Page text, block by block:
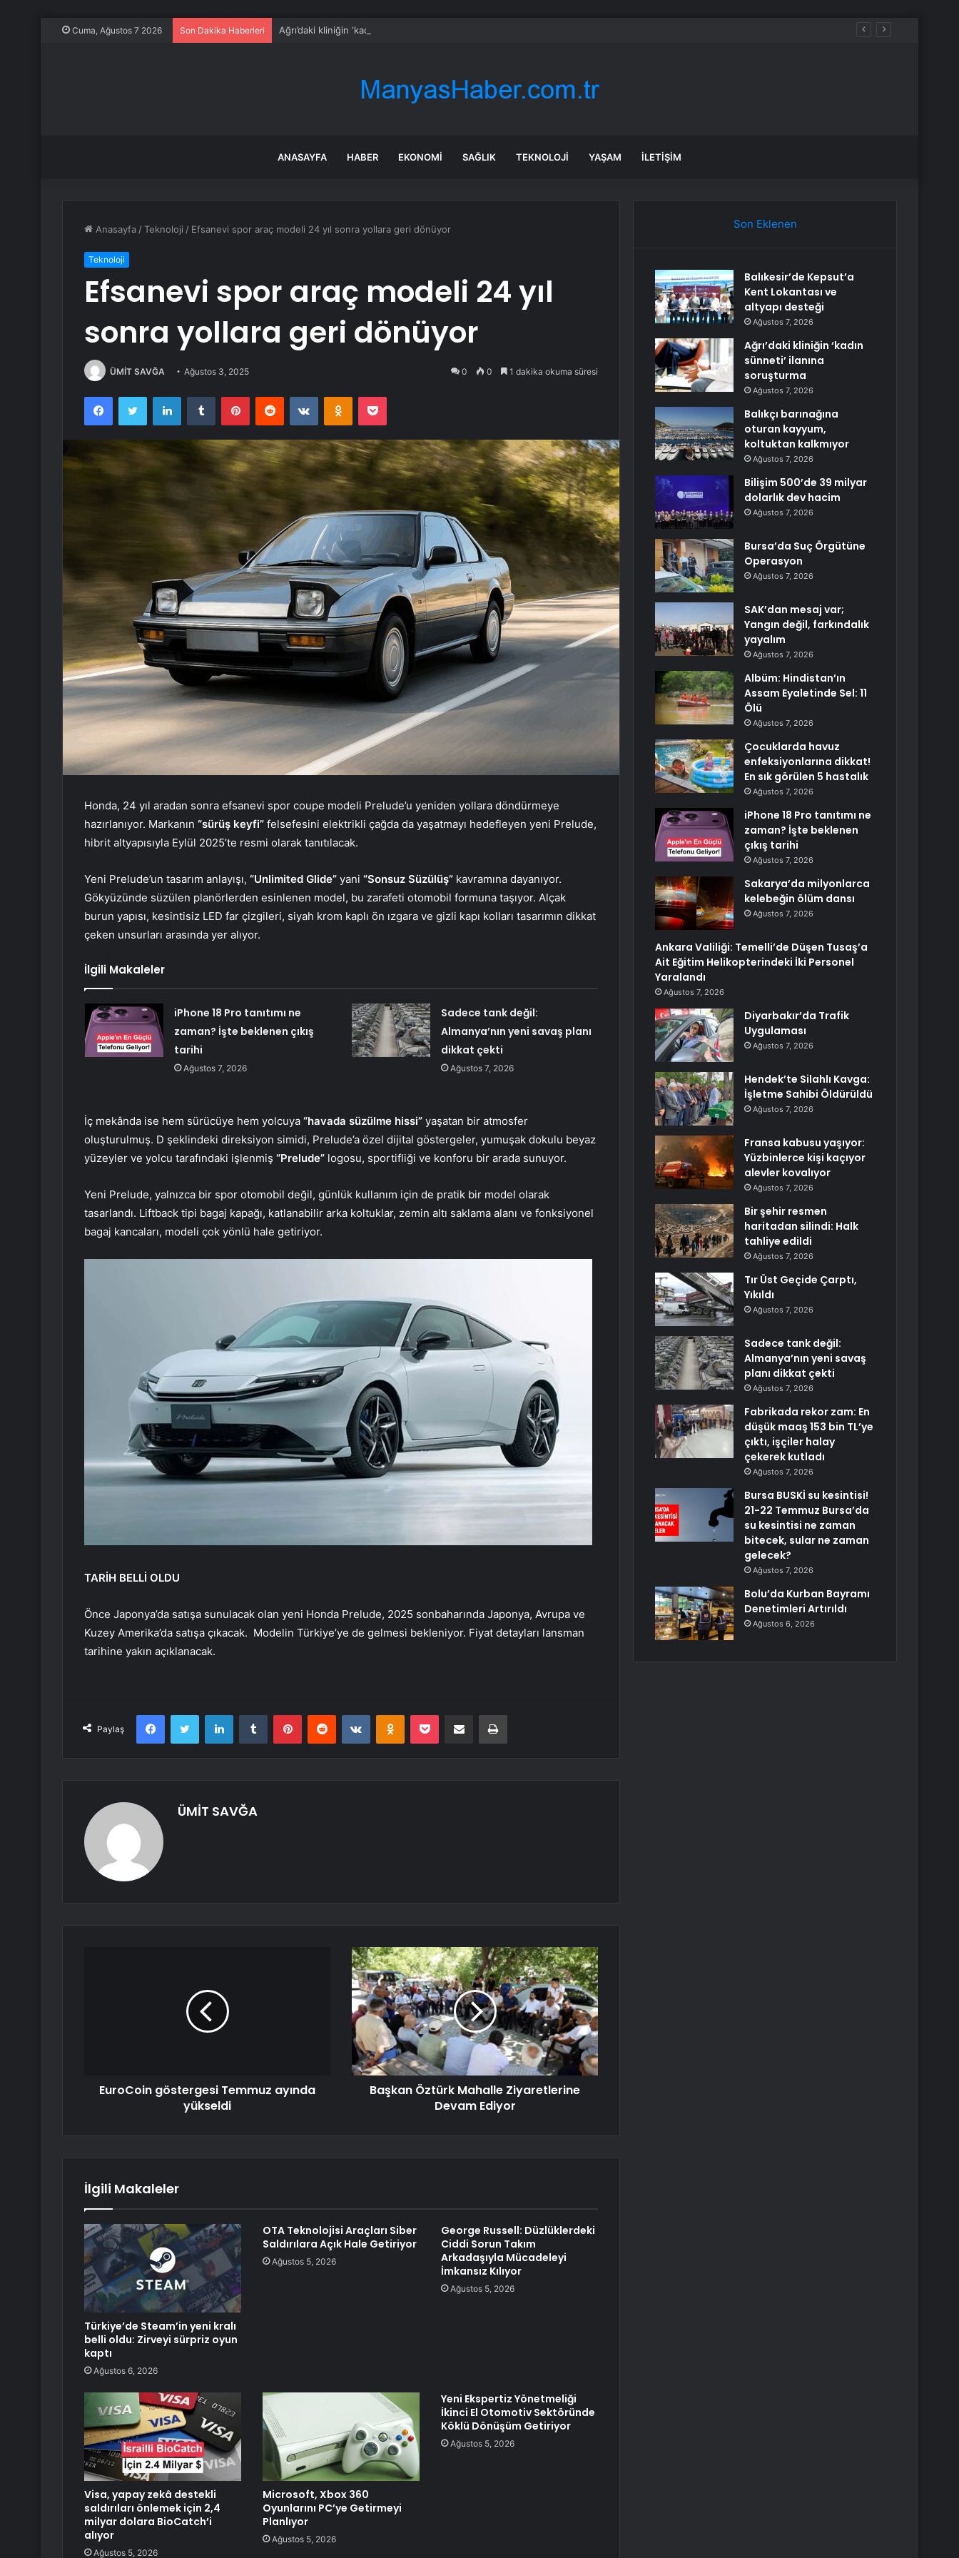
Cuma, Ağustos 7 2026 Son Dakika Haberleri Ağrı’daki kliniğin ‘kadın sünneti’ ilanına soruşturma
ANASAYFA HABER EKONOMI SAĞLIK TEKNOLOJI YAŞAM İLETIŞIM
Anasayfa /Teknoloji / Efsanevi spor araç modeli 24 yıl sonra yollara geri dönüyor
Teknoloji
Efsanevi spor araç modeli 24 yıl
sonra yollara geri dönüyor
ÜMİT SAVĞA Ağustos 3, 2025 0 0 1 dakika okuma süresi
FacebookTwitter LinkedInTumblr PinterestReddit VKontakteOdnoklassniki
Pocket
Honda, 24 yıl aradan sonra efsanevi spor coupe modeli Prelude’u yeniden yollara döndürmeye
hazırlanıyor. Markanın “sürüş keyfi” felsefesini elektrikli çağda da yaşatmayı hedefleyen yeni Prelude,
hibrit altyapısıyla Eylül 2025’te resmi olarak tanıtılacak.
Yeni Prelude’un tasarım anlayışı, “Unlimited Glide” yani “Sonsuz Süzülüş” kavramına dayanıyor.
Gökyüzünde süzülen planörlerden esinlenen model, bu zarafeti otomobil formuna taşıyor. Alçak
burun yapısı, kesintisiz LED far çizgileri, siyah krom kaplı ön ızgara ve gizli kapı kolları tasarımın dikkat
çeken unsurları arasında yer alıyor.
İlgili Makaleler
iPhone 18 Pro tanıtımı ne
zaman? İşte beklenen çıkış
tarihi
Ağustos 7, 2026
Sadece tank değil:
Almanya’nın yeni savaş planı
dikkat çekti
Ağustos 7, 2026
İç mekânda ise hem sürücüye hem yolcuya “havada süzülme hissi” yaşatan bir atmosfer
oluşturulmuş. D şeklindeki direksiyon simidi, Prelude’a özel dijital göstergeler, yumuşak dokulu beyaz
yüzeyler ve yolcu tarafındaki işlenmiş “Prelude” logosu, sportifliği ve konforu bir arada sunuyor.
Yeni Prelude, yalnızca bir spor otomobil değil, günlük kullanım için de pratik bir model olarak
tasarlandı. Liftback tipi bagaj kapağı, katlanabilir arka koltuklar, zemin altı saklama alanı ve fonksiyonel
bagaj kancaları, modeli çok yönlü hale getiriyor.
TARİH BELLİ OLDU
Önce Japonya’da satışa sunulacak olan yeni Honda Prelude, 2025 sonbaharında Japonya, Avrupa ve
Kuzey Amerika’da satışa çıkacak. Modelin Türkiye’ye de gelmesi bekleniyor. Fiyat detayları lansman
tarihine yakın açıklanacak.
Paylaş
FacebookTwitter LinkedInTumblr PinterestReddit VKontakteOdnoklassniki
Pocket E-Posta ile paylaş Yazdır
ÜMİT SAVĞA
EuroCoin göstergesi Temmuz ayında
yükseldi
Başkan Öztürk Mahalle Ziyaretlerine
Devam Ediyor
İlgili Makaleler
Türkiye’de Steam’in yeni kralı
belli oldu: Zirveyi sürpriz oyun
kaptı
Ağustos 6, 2026
OTA Teknolojisi Araçları Siber
Saldırılara Açık Hale Getiriyor
Ağustos 5, 2026
George Russell: Düzlüklerdeki
Ciddi Sorun Takım
Arkadaşıyla Mücadeleyi
İmkansız Kılıyor
Ağustos 5, 2026
Visa, yapay zekâ destekli
saldırıları önlemek için 2,4
milyar dolara BioCatch’i
alıyor
Ağustos 5, 2026
Microsoft, Xbox 360
Oyunlarını PC’ye Getirmeyi
Planlıyor
Ağustos 5, 2026
Yeni Ekspertiz Yönetmeliği
İkinci El Otomotiv Sektöründe
Köklü Dönüşüm Getiriyor
Ağustos 5, 2026
Son Eklenen
Balıkesir’de Kepsut’a
Kent Lokantası ve
altyapı desteği
Ağustos 7, 2026
Ağrı’daki kliniğin ‘kadın
sünneti’ ilanına
soruşturma
Ağustos 7, 2026
Balıkçı barınağına
oturan kayyum,
koltuktan kalkmıyor
Ağustos 7, 2026
Bilişim 500’de 39 milyar
dolarlık dev hacim
Ağustos 7, 2026
Bursa’da Suç Örgütüne
Operasyon
Ağustos 7, 2026
SAK’dan mesaj var;
Yangın değil, farkındalık
yayalım
Ağustos 7, 2026
Albüm: Hindistan’ın
Assam Eyaletinde Sel: 11
Ölü
Ağustos 7, 2026
Çocuklarda havuz
enfeksiyonlarına dikkat!
En sık görülen 5 hastalık
Ağustos 7, 2026
iPhone 18 Pro tanıtımı ne
zaman? İşte beklenen
çıkış tarihi
Ağustos 7, 2026
Sakarya’da milyonlarca
kelebeğin ölüm dansı
Ağustos 7, 2026
Ankara Valiliği: Temelli’de Düşen Tusaş’a
Ait Eğitim Helikopterindeki İki Personel
Yaralandı
Ağustos 7, 2026
Diyarbakır’da Trafik
Uygulaması
Ağustos 7, 2026
Hendek’te Silahlı Kavga:
İşletme Sahibi Öldürüldü
Ağustos 7, 2026
Fransa kabusu yaşıyor:
Yüzbinlerce kişi kaçıyor
alevler kovalıyor
Ağustos 7, 2026
Bir şehir resmen
haritadan silindi: Halk
tahliye edildi
Ağustos 7, 2026
Tır Üst Geçide Çarptı,
Yıkıldı
Ağustos 7, 2026
Sadece tank değil:
Almanya’nın yeni savaş
planı dikkat çekti
Ağustos 7, 2026
Fabrikada rekor zam: En
düşük maaş 153 bin TL’ye
çıktı, işçiler halay
çekerek kutladı
Ağustos 7, 2026
Bursa BUSKİ su kesintisi!
21-22 Temmuz Bursa’da
su kesintisi ne zaman
bitecek, sular ne zaman
gelecek?
Ağustos 7, 2026
Bolu’da Kurban Bayramı
Denetimleri Artırıldı
Ağustos 6, 2026